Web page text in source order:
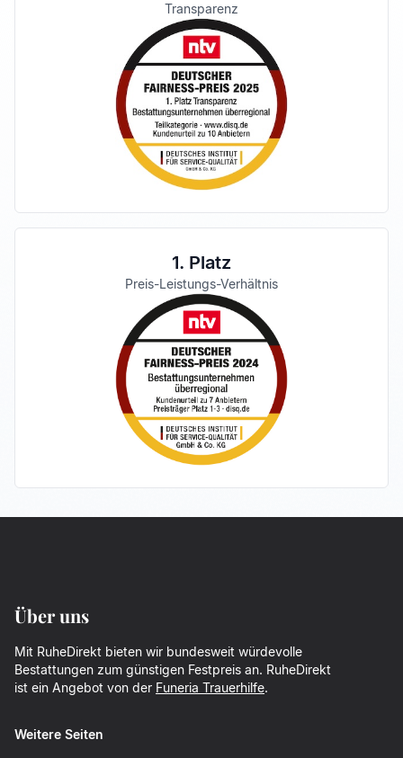
Transparenz
1. Platz
Preis-Leistungs-Verhältnis
Über uns
Mit RuheDirekt bieten wir bundesweit würdevolle
Bestattungen zum günstigen Festpreis an. RuheDirekt
ist ein Angebot von der Funeria Trauerhilfe.
Weitere Seiten